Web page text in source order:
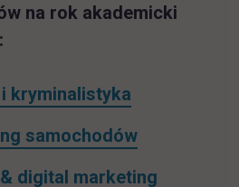
na rok akademicki
kryminalistyka
samochodów
digital marketing